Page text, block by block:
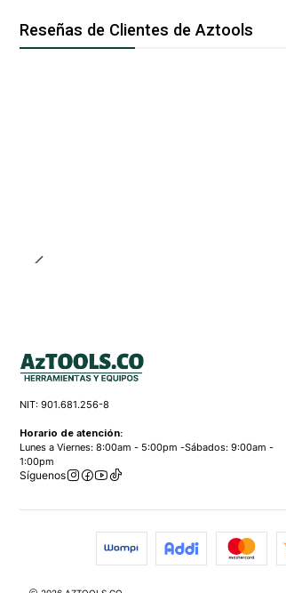
Reseñas de Clientes de Aztools
NIT: 901.681.256-8
Horario de atención:
Lunes a Viernes: 8:00am - 5:00pm -Sábados: 9:00am -
1:00pm
Síguenos